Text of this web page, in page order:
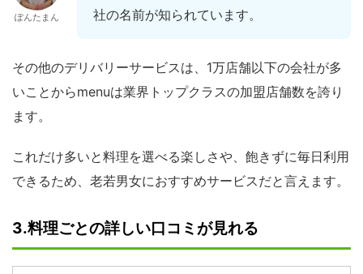
ぽんたまん
社の名前が知られています。
その他のデリバリーサービスは、1万店舗以下の会社が多
いことからmenuは業界トップクラスの加盟店舗数を誇り
ます。
これだけ多いと料理を選べる楽しさや、飽きずに毎日利用
できるため、老若男女におすすめサービスだと言えます。
3.料理ごとの詳しい口コミが見れる